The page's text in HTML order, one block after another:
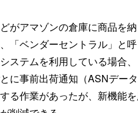
がアマゾンの倉庫に商品を納
「ベンダーセントラル」と呼
ステムを利用している場合、
に事前出荷通知（ASNデー
る作業があったが、新機能